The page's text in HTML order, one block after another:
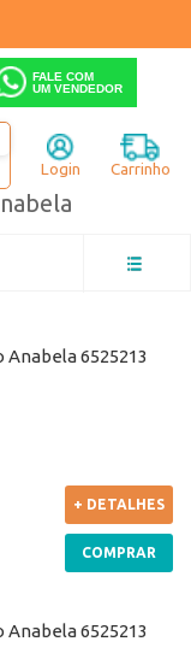
FALE COM
UM VENDEDOR
Login Carrinho
6525213
+ DETALHES
COMPRAR
6525213